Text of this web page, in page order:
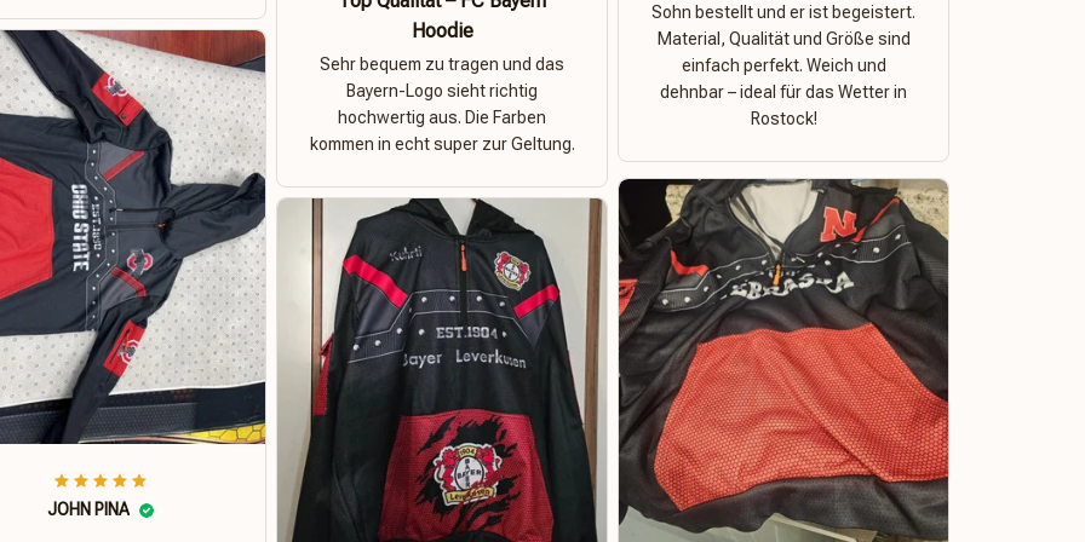
Sohn bestellt und er ist begeistert.
Material, Qualität und Größe sind
einfach perfekt. Weich und
dehnbar – ideal für das Wetter in
Rostock!
Hoodie
Sehr bequem zu tragen und das
Bayern-Logo sieht richtig
hochwertig aus. Die Farben
kommen in echt super zur Geltung.
JOHN PINA